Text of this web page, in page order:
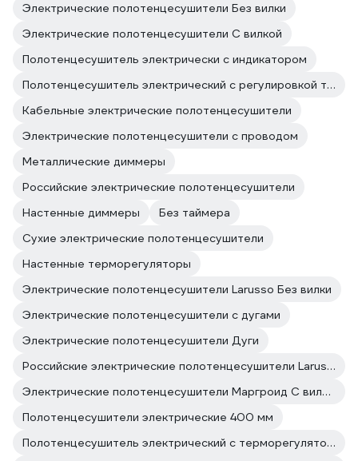
Электрические полотенцесушители Без вилки
Электрические полотенцесушители С вилкой
Полотенцесушитель электрически с индикатором
Полотенцесушитель электрический с регулировкой температуры
Кабельные электрические полотенцесушители
Электрические полотенцесушители с проводом
Металлические диммеры
Российские электрические полотенцесушители
Настенные диммеры
Без таймера
Сухие электрические полотенцесушители
Настенные терморегуляторы
Электрические полотенцесушители Larusso Без вилки
Электрические полотенцесушители с дугами
Электрические полотенцесушители Дуги
Российские электрические полотенцесушители Larusso
Электрические полотенцесушители Маргроид С вилкой
Полотенцесушители электрические 400 мм
Полотенцесушитель электрический с терморегулятором 400